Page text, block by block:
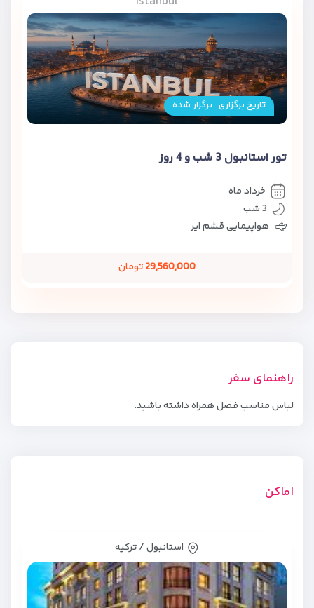
تاریخ برگزاری : برگزار شده
تور استانبول 3 شب و 4 روز
خرداد ماه
3 شب
هواپیمایی قشم ایر
29,560,000تومان
راهنمای سفر
لباس مناسب فصل همراه داشته باشید.
اماکن
استانبول / ترکیه